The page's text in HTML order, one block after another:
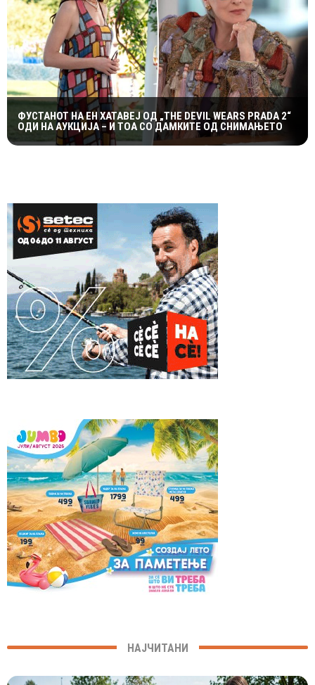
ФУСТАНОТ НА ЕН ХАТАВЕЈ ОД „THE DEVIL WEARS PRADA 2“
ОДИ НА АУКЦИЈА – И ТОА СО ДАМКИТЕ ОД СНИМАЊЕТО
НАЈЧИТАНИ